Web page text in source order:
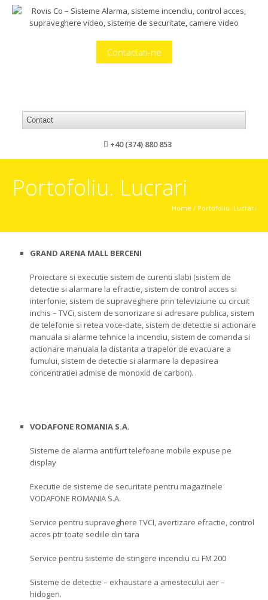
Contactati-ne
+40 (374) 880 853
Portofoliu. Lucrari
Home / Portofoliu. Lucrari
GRAND ARENA MALL BERCENI
Proiectare si executie sistem de curenti slabi (sistem de
detectie si alarmare la efractie, sistem de control acces si
interfonie, sistem de supraveghere prin televiziune cu circuit
inchis – TVCi, sistem de sonorizare si adresare publica, sistem
de telefonie si retea voce-date, sistem de detectie si actionare
manuala si alarme tehnice la incendiu, sistem de comanda si
actionare manuala la distanta a trapelor de evacuare a
fumului, sistem de detectie si alarmare la depasirea
concentratiei admise de monoxid de carbon).
VODAFONE ROMANIA S.A.
Sisteme de alarma antifurt telefoane mobile expuse pe
display
Executie de sisteme de securitate pentru magazinele
VODAFONE ROMANIA S.A.
Service pentru supraveghere TVCI, avertizare efractie, control
acces ptr toate sediile din tara
Service pentru sisteme de stingere incendiu cu FM 200
Sisteme de detectie – exhaustare a amestecului aer –
hidogen.